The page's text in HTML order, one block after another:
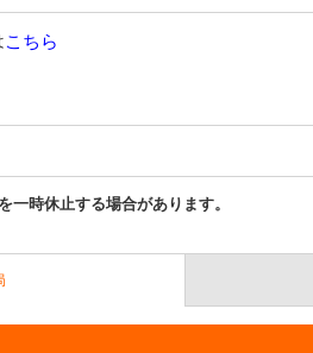
こちら
一時休止する場合があります。